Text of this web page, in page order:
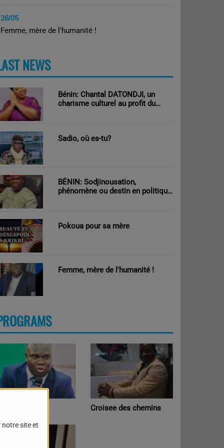
site et
26/05
Femme, mère de l'humanité !
NEWS
Bénin: Chantal DATONDJI, un
charisme culturel au profit du
Sadio, où es-tu?
BÉNIN: Sodjinousation,
phénomène ou destin en politique
Pokoua pour sa mère
Femme, mère de l'humanité !
Croisee des chemins